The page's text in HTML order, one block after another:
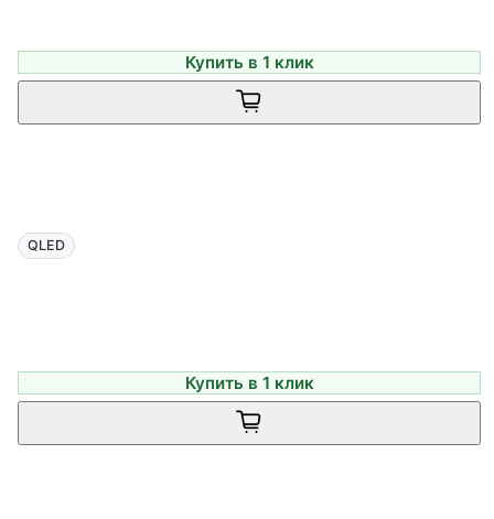
Купить в 1 клик
QLED
Купить в 1 клик